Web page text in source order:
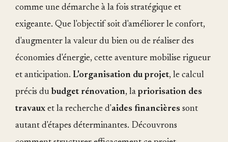
comme une démarche à la fois stratégique et
exigeante. Que l'objectif soit d'améliorer le confort,
d'augmenter la valeur du bien ou de réaliser des
économies d'énergie, cette aventure mobilise rigueur
et anticipation. L'organisation du projet, le calcul
précis du budget rénovation, la priorisation des
travaux et la recherche d'aides financières sont
autant d'étapes déterminantes. Découvrons